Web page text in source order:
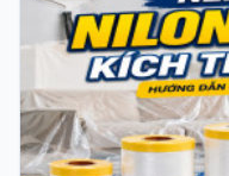
sử dụng.